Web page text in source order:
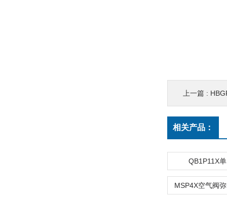
上一篇 :
相关产品：
QB1P11X
MSP4X空气阀